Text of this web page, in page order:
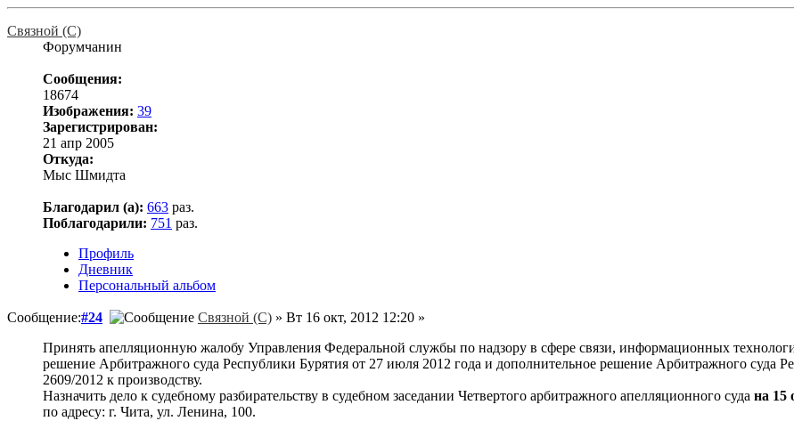
Связной (С)
Форумчанин
Сообщения:
18674
Изображения: 39
Зарегистрирован:
21 апр 2005
Откуда:
Мыс Шмидта
Благодарил (а): 663 раз.
Поблагодарили: 751 раз.
Профиль
Дневник
Персональный альбом
Сообщение:#24 Связной (С) » Вт 16 окт, 2012 12:20 »
Принять апелляционную жалобу Управления Федеральной службы по надзору в сфере связи, информационных
решение Арбитражного суда Республики Бурятия от 27 июля 2012 года и дополнительное решение Арбитражного суда
2609/2012 к производству.
Назначить дело к судебному разбирательству в судебном заседании Четвертого арбитражного апелляционного суда на 15
по адресу: г. Чита, ул. Ленина, 100.